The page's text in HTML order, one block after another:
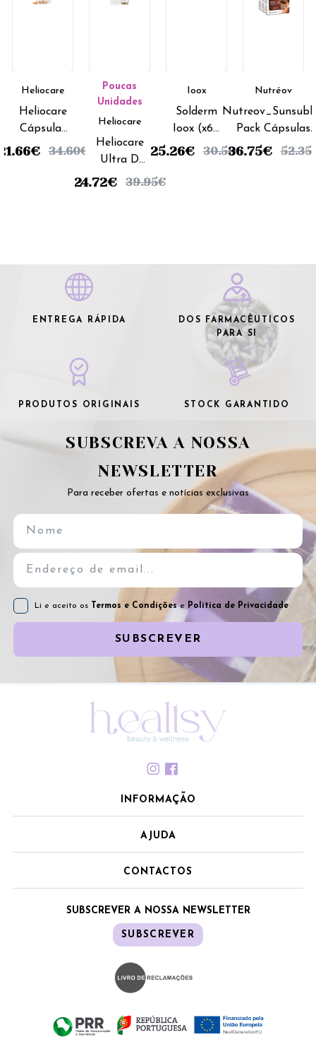
Heliocare
Heliocare
Cápsulas
(x60
€ 34.60€
Poucas
Unidades
Heliocare
Heliocare
Ultra D
(x30
24.72€ 39.95€
Ioox
Solderm
Ioox (x60
cápsulas)
25.26€ 30.50€
Nutréov
Pack Cápsulas
Bronzeado
36.75€ 52.35
ENTREGA RÁPIDA
DOS FARMACÊUTICOS
PARA SI
PRODUTOS ORIGINAIS STOCK GARANTIDO
SUBSCREVA A NOSSA
NEWSLETTER
Para receber ofertas e notícias exclusivas
Li e aceito os Termos e Condiçõese Política de Privacidade
SUBSCREVER
INFORMAÇÃO
AJUDA
CONTACTOS
SUBSCREVER A NOSSA NEWSLETTER
SUBSCREVER